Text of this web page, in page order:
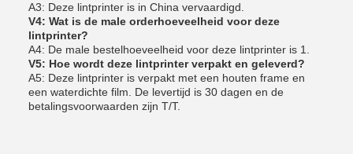
A3: Deze lintprinter is in China vervaardigd.
V4: Wat is de male orderhoeveelheid voor deze
lintprinter?
A4: De male bestelhoeveelheid voor deze lintprinter is 1.
V5: Hoe wordt deze lintprinter verpakt en geleverd?
A5: Deze lintprinter is verpakt met een houten frame en
een waterdichte film. De levertijd is 30 dagen en de
betalingsvoorwaarden zijn T/T.